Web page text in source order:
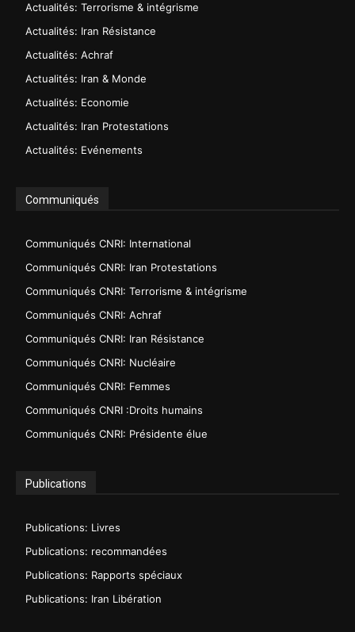
Actualités: Terrorisme & intégrisme
Actualités: Iran Résistance
Actualités: Achraf
Actualités: Iran & Monde
Actualités: Economie
Actualités: Iran Protestations
Actualités: Evénements
Communiqués
Communiqués CNRI: International
Communiqués CNRI: Iran Protestations
Communiqués CNRI: Terrorisme & intégrisme
Communiqués CNRI: Achraf
Communiqués CNRI: Iran Résistance
Communiqués CNRI: Nucléaire
Communiqués CNRI: Femmes
Communiqués CNRI :Droits humains
Communiqués CNRI: Présidente élue
Publications
Publications: Livres
Publications: recommandées
Publications: Rapports spéciaux
Publications: Iran Libération